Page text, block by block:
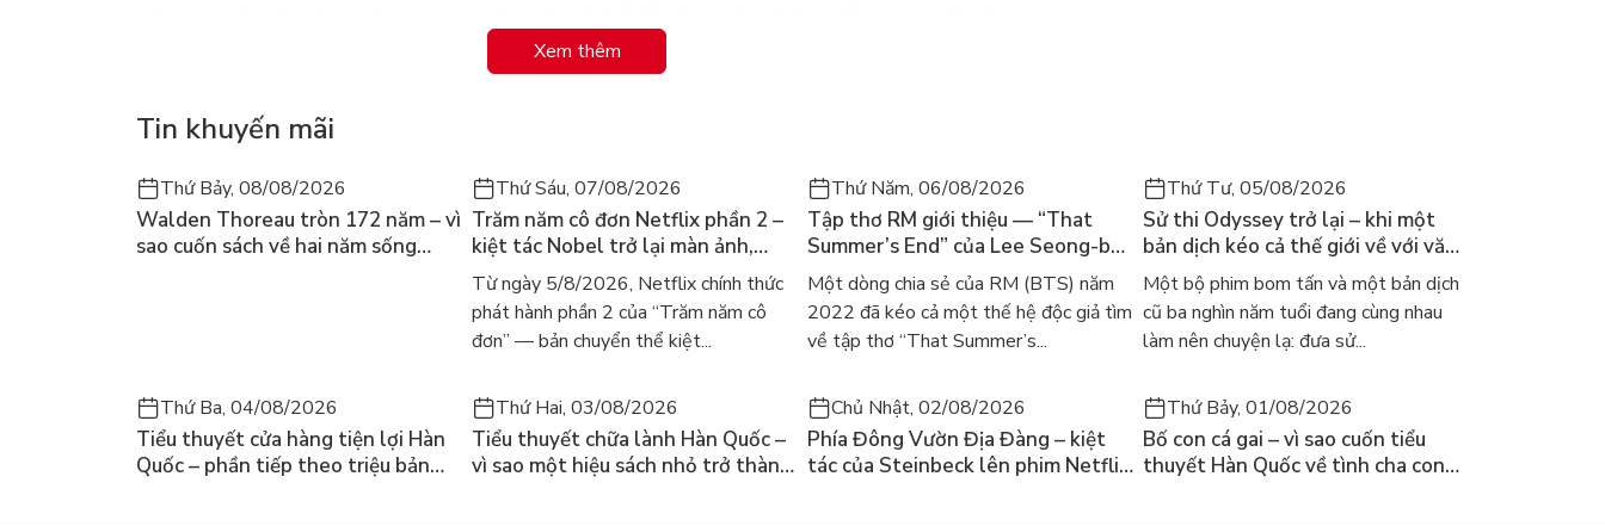
của con, hay cho rằng vị thành niên chính là lứa tuổi có khả năng hồi phục về thể chất tốt và có sức mạnh
thể chất ở giai đoạn đỉnh cao. Tuy nhiên theo dõi cuốn sách sẽ thấy lâu nay ta suy nghĩ sai lầm như thế nào
nhiều kiến thức bổ ích để giúp con vượt qua giai đoạn này an toàn.
Xem thêm
Tin khuyến mãi
Thứ Bảy, 08/08/2026
Walden Thoreau tròn 172 năm – vì
sao cuốn sách về hai năm sống
Thứ Sáu, 07/08/2026
Trăm năm cô đơn Netflix phần 2 –
kiệt tác Nobel trở lại màn ảnh,
dòng người tìm đọc lại García
Márquez
Từ ngày 5/8/2026, Netflix chính thức
phát hành phần 2 của “Trăm năm cô
đơn” — bản chuyển thể kiệt...
Thứ Năm, 06/08/2026
Tập thơ RM giới thiệu — “That
Summer’s End” của Lee Seong-bok
ra mắt bản tiếng Anh sau 4 năm
gây sốt
Một dòng chia sẻ của RM (BTS) năm
2022 đã kéo cả một thế hệ độc giả tìm
về tập thơ “That Summer’s...
Thứ Tư, 05/08/2026
Sử thi Odyssey trở lại – khi một
bản dịch kéo cả thế giới về với văn
học kinh điển
Một bộ phim bom tấn và một bản dịch
cũ ba nghìn năm tuổi đang cùng nhau
làm nên chuyện lạ: đưa sử...
Thứ Ba, 04/08/2026
Tiểu thuyết cửa hàng tiện lợi Hàn
Quốc – phần tiếp theo triệu bản
Thứ Hai, 03/08/2026
Tiểu thuyết chữa lành Hàn Quốc –
vì sao một hiệu sách nhỏ trở thành
Chủ Nhật, 02/08/2026
Phía Đông Vườn Địa Đàng – kiệt
tác của Steinbeck lên phim Netflix
Thứ Bảy, 01/08/2026
Bố con cá gai – vì sao cuốn tiểu
thuyết Hàn Quốc về tình cha con